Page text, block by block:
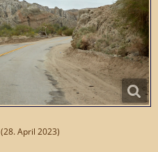
(28. April 2023)